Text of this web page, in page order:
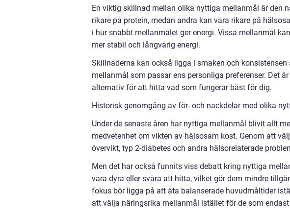
En viktig skillnad mellan olika nyttiga mellanmål är den
rikare på protein, medan andra kan vara rikare på
i hur snabbt mellanmålet ger energi. Vissa mellanmål
mer stabil och långvarig energi.
Skillnaderna kan också ligga i smaken och
mellanmål som passar ens personliga preferenser. Det
alternativ för att hitta vad som fungerar bäst för dig.
Historisk genomgång av för- och nackdelar med olika
Under de senaste åren har nyttiga mellanmål blivit allt
medvetenhet om vikten av hälsosam kost. Genom att
övervikt, typ 2-diabetes och andra hälsorelaterade
Men det har också funnits viss debatt kring nyttiga
vara dyra eller svåra att hitta, vilket gör dem mindre
fokus bör ligga på att äta balanserade huvudmåltider
att välja näringsrika mellanmål istället för de som